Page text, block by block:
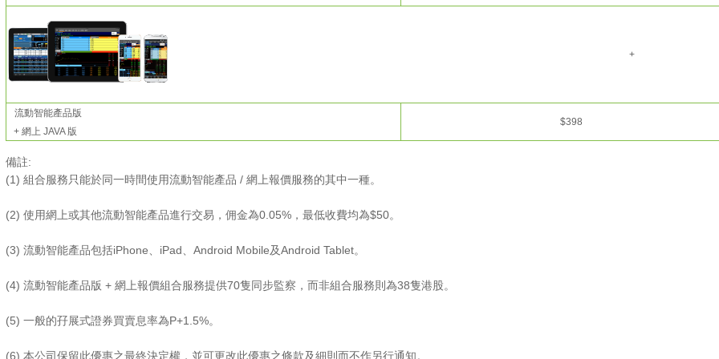
+
流動智能產品版
+ 網上 JAVA 版
$398
備註:
(1) 組合服務只能於同一時間使用流動智能產品 / 網上報價服務的其中一種。
(2) 使用網上或其他流動智能產品進行交易，佣金為0.05%，最低收費均為$50。
(3) 流動智能產品包括iPhone、iPad、Android Mobile及Android Tablet。
(4) 流動智能產品版 + 網上報價組合服務提供70隻同步監察，而非組合服務則為38隻港股。
(5) 一般的孖展式證券買賣息率為P+1.5%。
(6) 本公司保留此優惠之最終決定權，並可更改此優惠之條款及細則而不作另行通知。